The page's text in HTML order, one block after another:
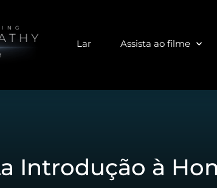
Lar Assista ao filme
Introdução à